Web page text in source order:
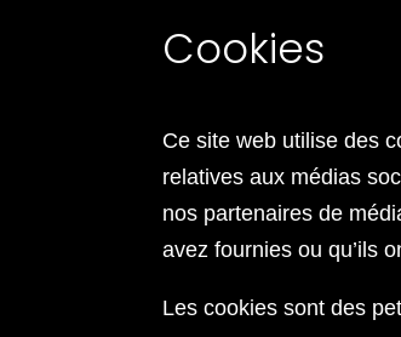
Cookies
Ce site web utilise des
relatives aux médias
nos partenaires de
avez fournies ou qu’ils
Les cookies sont des